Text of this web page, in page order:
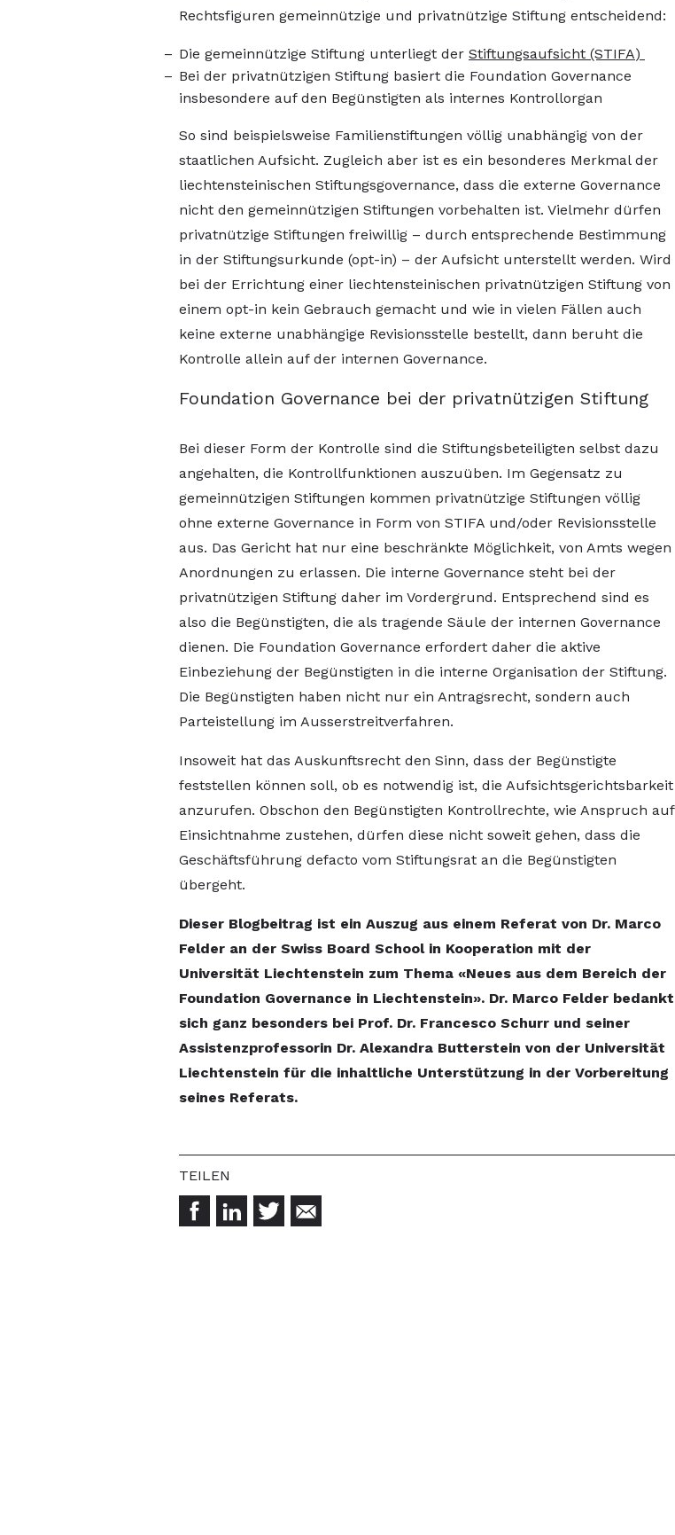
Rechtsfiguren gemeinnützige und privatnützige Stiftung entscheidend:
Die gemeinnützige Stiftung unterliegt der Stiftungsaufsicht (STIFA)
Bei der privatnützigen Stiftung basiert die Foundation Governance
insbesondere auf den Begünstigten als internes Kontrollorgan
So sind beispielsweise Familienstiftungen völlig unabhängig von der
staatlichen Aufsicht. Zugleich aber ist es ein besonderes Merkmal der
liechtensteinischen Stiftungsgovernance, dass die externe Governance
nicht den gemeinnützigen Stiftungen vorbehalten ist. Vielmehr dürfen
privatnützige Stiftungen freiwillig – durch entsprechende Bestimmung
in der Stiftungsurkunde (opt-in) – der Aufsicht unterstellt werden. Wird
bei der Errichtung einer liechtensteinischen privatnützigen Stiftung von
einem opt-in kein Gebrauch gemacht und wie in vielen Fällen auch
keine externe unabhängige Revisionsstelle bestellt, dann beruht die
Kontrolle allein auf der internen Governance.
Foundation Governance bei der privatnützigen Stiftung
Bei dieser Form der Kontrolle sind die Stiftungsbeteiligten selbst dazu
angehalten, die Kontrollfunktionen auszuüben. Im Gegensatz zu
gemeinnützigen Stiftungen kommen privatnützige Stiftungen völlig
ohne externe Governance in Form von STIFA und/oder Revisionsstelle
aus. Das Gericht hat nur eine beschränkte Möglichkeit, von Amts wegen
Anordnungen zu erlassen. Die interne Governance steht bei der
privatnützigen Stiftung daher im Vordergrund. Entsprechend sind es
also die Begünstigten, die als tragende Säule der internen Governance
dienen. Die Foundation Governance erfordert daher die aktive
Einbeziehung der Begünstigten in die interne Organisation der Stiftung.
Die Begünstigten haben nicht nur ein Antragsrecht, sondern auch
Parteistellung im Ausserstreitverfahren.
Insoweit hat das Auskunftsrecht den Sinn, dass der Begünstigte
feststellen können soll, ob es notwendig ist, die Aufsichtsgerichtsbarkeit
anzurufen. Obschon den Begünstigten Kontrollrechte, wie Anspruch auf
Einsichtnahme zustehen, dürfen diese nicht soweit gehen, dass die
Geschäftsführung defacto vom Stiftungsrat an die Begünstigten
übergeht.
Dieser Blogbeitrag ist ein Auszug aus einem Referat von Dr. Marco
Felder an der Swiss Board School in Kooperation mit der
Universität Liechtenstein zum Thema «Neues aus dem Bereich der
Foundation Governance in Liechtenstein». Dr. Marco Felder bedankt
sich ganz besonders bei Prof. Dr. Francesco Schurr und seiner
Assistenzprofessorin Dr. Alexandra Butterstein von der Universität
Liechtenstein für die inhaltliche Unterstützung in der Vorbereitung
seines Referats.